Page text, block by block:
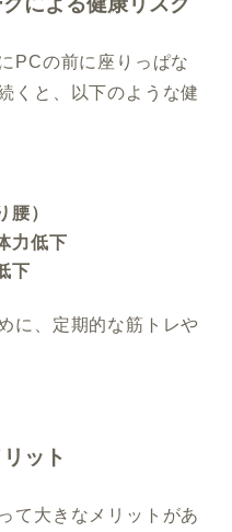
PCの前に座りっぱな
くと、以下のような健
腰）
力低下
下
に、定期的な筋トレや
ット
て大きなメリットがあ